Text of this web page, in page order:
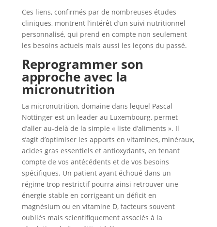
Ces liens, confirmés par de nombreuses études
cliniques, montrent l’intérêt d’un suivi nutritionnel
personnalisé, qui prend en compte non seulement
les besoins actuels mais aussi les leçons du passé.
Reprogrammer son
approche avec la
micronutrition
La micronutrition, domaine dans lequel Pascal
Nottinger est un leader au Luxembourg, permet
d’aller au-delà de la simple « liste d’aliments ». Il
s’agit d’optimiser les apports en vitamines, minéraux,
acides gras essentiels et antioxydants, en tenant
compte de vos antécédents et de vos besoins
spécifiques. Un patient ayant échoué dans un
régime trop restrictif pourra ainsi retrouver une
énergie stable en corrigeant un déficit en
magnésium ou en vitamine D, facteurs souvent
oubliés mais scientifiquement associés à la